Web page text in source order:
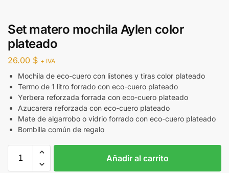
Set matero mochila Aylen color
plateado
26.00 $ + IVA
Mochila de eco-cuero con listones y tiras color plateado
Termo de 1 litro forrado con eco-cuero plateado
Yerbera reforzada forrada con eco-cuero plateado
Azucarera reforzada con eco-cuero plateado
Mate de algarrobo o vidrio forrado con eco-cuero plateado
Bombilla común de regalo
Añadir al carrito